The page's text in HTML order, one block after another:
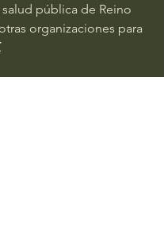
pública de Reino
organizaciones para